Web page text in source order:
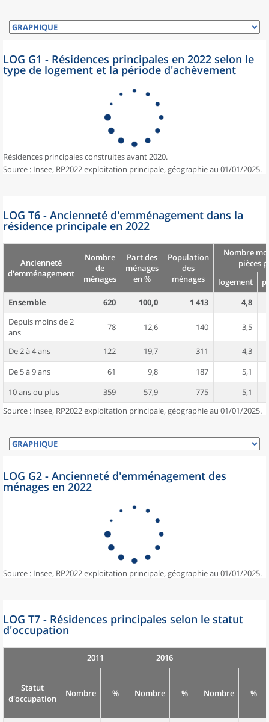
LOG G1 - Résidences principales en 2022 selon le
type de logement et la période d'achèvement
Résidences principales construites avant 2020.
Source : Insee, RP2022 exploitation principale, géographie au 01/01/2025.
LOG T6 - Ancienneté d'emménagement dans la
résidence principale en 2022
Ancienneté
d'emménagement
Nombre
de
ménages
Part des
ménages
en %
Population
des
ménages
Nombre
pièces
logement
Ensemble
620 100,0 1 413
4,8
Depuis moins de 2
ans
78 12,6 140 3,5
De 2 à 4 ans 122 19,7 311
4,3
De 5 à 9 ans
61 9,8 187
5,1
10 ans ou plus
359 57,9 775
5,1
Source : Insee, RP2022 exploitation principale, géographie au 01/01/2025.
LOG G2 - Ancienneté d'emménagement des
ménages en 2022
Source : Insee, RP2022 exploitation principale, géographie au 01/01/2025.
LOG T7 - Résidences principales selon le statut
d'occupation
2011 2016
Statut
d'occupation
Nombre % Nombre % Nombre %